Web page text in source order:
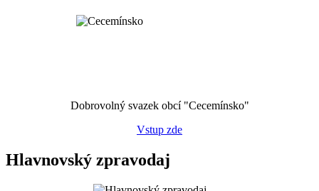
Dobrovolný svazek obcí "Cecemínsko"
Vstup zde
Hlavnovský zpravodaj